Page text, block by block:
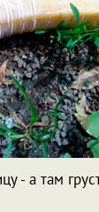
- а там